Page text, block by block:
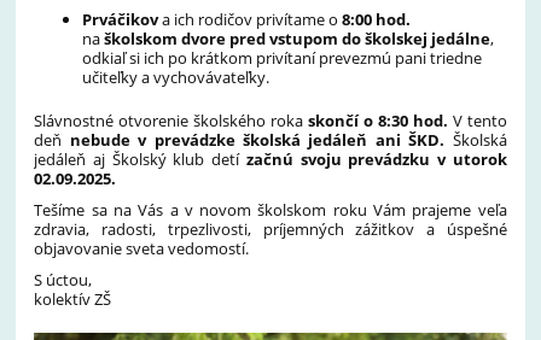
Prváčikova ich rodičov privítame o8:00 hod.
naškolskom dvore pred vstupom do školskej jedálne,
odkiaľ si ich po krátkom privítaní prevezmú pani triedne
učiteľky a vychovávateľky.
Slávnostné otvorenie školského rokaskončí o 8:30 hod. V tento
deň nebude v prevádzke školská jedáleň ani ŠKD. Školská
jedáleň aj Školský klub detí začnú svoju prevádzku v utorok
02.09.2025.
Tešíme sa na Vás a v novom školskom roku Vám prajeme veľa
zdravia, radosti, trpezlivosti, príjemných zážitkov a úspešné
objavovanie sveta vedomostí.
S úctou,
kolektív ZŠ